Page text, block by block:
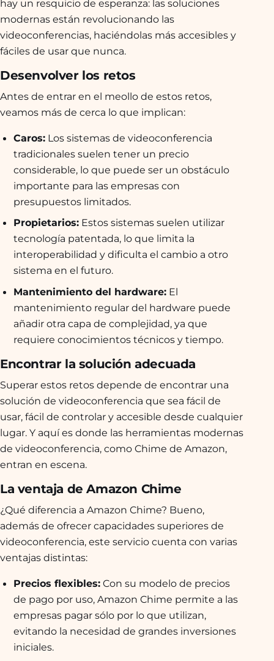
hay un resquicio de esperanza: las soluciones
modernas están revolucionando las
videoconferencias, haciéndolas más accesibles y
fáciles de usar que nunca.
Desenvolver los retos
Antes de entrar en el meollo de estos retos,
veamos más de cerca lo que implican:
Caros:Los sistemas de videoconferencia
tradicionales suelen tener un precio
considerable, lo que puede ser un obstáculo
importante para las empresas con
presupuestos limitados.
Propietarios:Estos sistemas suelen utilizar
tecnología patentada, lo que limita la
interoperabilidad y dificulta el cambio a otro
sistema en el futuro.
Mantenimiento del hardware:El
mantenimiento regular del hardware puede
añadir otra capa de complejidad, ya que
requiere conocimientos técnicos y tiempo.
Encontrar la solución adecuada
Superar estos retos depende de encontrar una
solución de videoconferencia que sea fácil de
usar, fácil de controlar y accesible desde cualquier
lugar. Y aquí es donde las herramientas modernas
de videoconferencia, como Chime de Amazon,
entran en escena.
La ventaja de Amazon Chime
¿Qué diferencia a Amazon Chime? Bueno,
además de ofrecer capacidades superiores de
videoconferencia, este servicio cuenta con varias
ventajas distintas:
Precios flexibles:Con su modelo de precios
de pago por uso, Amazon Chime permite a las
empresas pagar sólo por lo que utilizan,
evitando la necesidad de grandes inversiones
iniciales.